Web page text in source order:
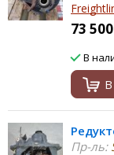
73 500
В
Пр-ль: